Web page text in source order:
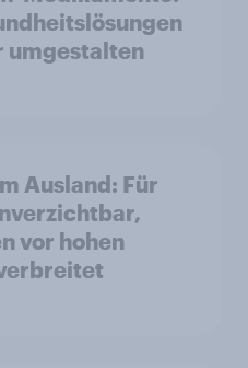
umgestalten
Ausland: Für
vor hohen